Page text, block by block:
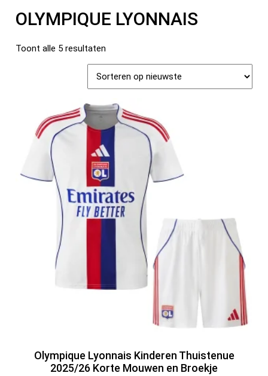
OLYMPIQUE LYONNAIS
Toont alle 5 resultaten
Olympique Lyonnais Kinderen Thuistenue
2025/26 Korte Mouwen en Broekje